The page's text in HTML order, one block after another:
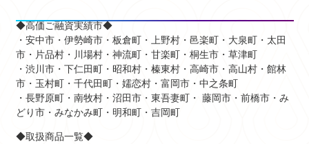
◆高価ご融資実績市◆
・安中市・伊勢崎市・板倉町・上野村・邑楽町・大泉町・太田
市・片品村・川場村・神流町・甘楽町・桐生市・草津町
・渋川市・下仁田町・昭和村・榛東村・高崎市・高山村・館林
市・玉村町・千代田町・嬬恋村・富岡市・中之条町
・長野原町・南牧村・沼田市・東吾妻町・ 藤岡市・前橋市・み
どり市・みなかみ町・明和町・吉岡町
◆取扱商品一覧◆